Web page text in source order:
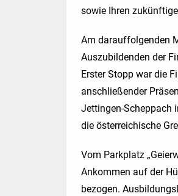
sowie Ihren
Am darauffolgenden
Auszubildenden der
Erster Stopp war die
anschließender
Jettingen-Scheppach
die österreichische
Vom Parkplatz
Ankommen auf der
bezogen.